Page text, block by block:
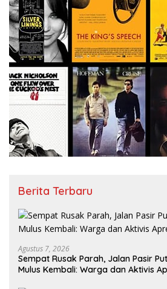
Berita Terbaru
Agustus 7, 2026
Sempat Rusak Parah, Jalan Pasir
Mulus Kembali: Warga dan Aktivis